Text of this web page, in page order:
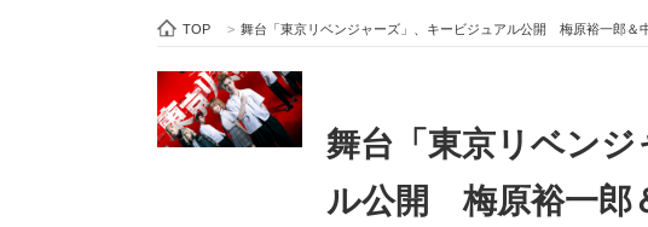
ビジネスと働き方のヒント
ITエンジニア向け専門サイト 企業向けIT製品の総合サイト
TOP > 舞台「東京リベンジャーズ」、キービジュアル公開 梅原裕一郎＆
舞台「東京リベン
ル公開 梅原裕一郎